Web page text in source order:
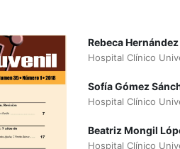
Rebeca
Hospital Clínico
Sofía Gómez
Hospital Clínico
Beatriz Mongil
Hospital Clínico